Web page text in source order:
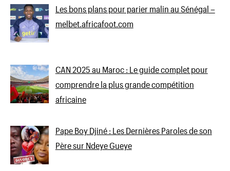
Les bons plans pour parier malin au Sénégal –
melbet.africafoot.com
CAN 2025 au Maroc : Le guide complet pour
comprendre la plus grande compétition
africaine
Pape Boy Djiné : Les Dernières Paroles de son
Père sur Ndeye Gueye